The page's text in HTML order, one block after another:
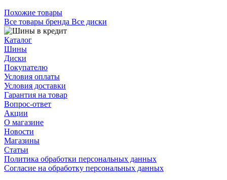
Похожие товары
Все товары бренда Все диски
Каталог
Шины
Диски
Покупателю
Условия оплаты
Условия доставки
Гарантия на товар
Вопрос-ответ
Акции
О магазине
Новости
Магазины
Статьи
Политика обработки персональных данных
Согласие на обработку персональных данных